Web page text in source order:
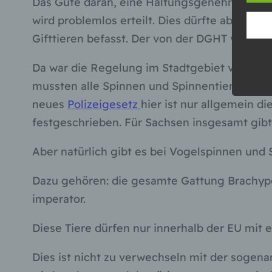
wird problemlos erteilt. Dies dürfte aber
Gifttieren befasst. Der von der DGHT
Da war die Regelung im Stadtgebiet von
mussten alle Spinnen und Spinnentiere
neues Polizeigesetz hier ist nur allgemein
festgeschrieben. Für Sachsen insgesamt
Aber natürlich gibt es bei Vogelspinnen
Dazu gehören: die gesamte Gattung
imperator.
Diese Tiere dürfen nur innerhalb der EU
Dies ist nicht zu verwechseln mit der